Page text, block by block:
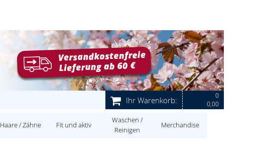
Ihr Warenkorb:
0
0,00
Haare / Zähne Fit und aktiv
Waschen /
Reinigen
Merchandise